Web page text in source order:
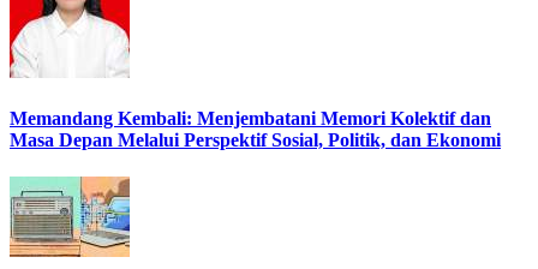
Memandang Kembali: Menjembatani Memori Kolektif dan
Masa Depan Melalui Perspektif Sosial, Politik, dan Ekonomi